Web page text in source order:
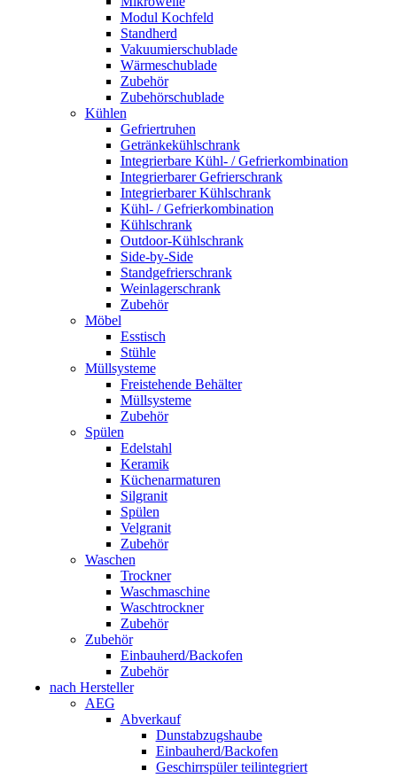
Modul Kochfeld
Standherd
Vakuumierschublade
Wärmeschublade
Zubehör
Zubehörschublade
Kühlen
Gefriertruhen
Getränkekühlschrank
Integrierbare Kühl- / Gefrierkombination
Integrierbarer Gefrierschrank
Integrierbarer Kühlschrank
Kühl- / Gefrierkombination
Kühlschrank
Outdoor-Kühlschrank
Side-by-Side
Standgefrierschrank
Weinlagerschrank
Zubehör
Möbel
Esstisch
Stühle
Müllsysteme
Freistehende Behälter
Müllsysteme
Zubehör
Spülen
Edelstahl
Keramik
Küchenarmaturen
Silgranit
Spülen
Velgranit
Zubehör
Waschen
Trockner
Waschmaschine
Waschtrockner
Zubehör
Zubehör
Einbauherd/Backofen
Zubehör
nach Hersteller
AEG
Abverkauf
Dunstabzugshaube
Einbauherd/Backofen
Geschirrspüler teilintegriert